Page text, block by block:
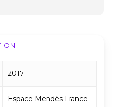
2017
Espace Mendès France